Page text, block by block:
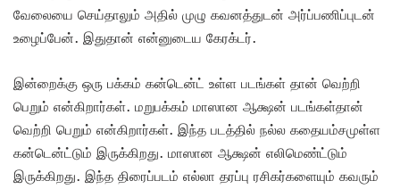
வேலையை செய்தாலும் அதில் முழு கவனத்துடன் அர்ப்பணிப்புடன்
உழைப்பேன். இதுதான் என்னுடைய கேரக்டர்.
இன்றைக்கு ஒரு பக்கம் கன்டென்ட் உள்ள படங்கள் தான் வெற்றி
பெறும் என்கிறார்கள். மறுபக்கம் மாஸான ஆக்ஷன் படங்கள்தான்
வெற்றி பெறும் என்கிறார்கள். இந்த படத்தில் நல்ல கதையம்சமுள்ள
கன்டென்ட்டும் இருக்கிறது. மாஸான ஆக்ஷன் எலிமெண்ட்டும்
இருக்கிறது. இந்த திரைப்படம் எல்லா தரப்பு ரசிகர்களையும் கவரும்